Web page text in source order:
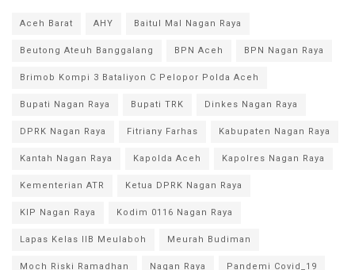
Aceh Barat AHY Baitul Mal Nagan Raya
Beutong Ateuh Banggalang BPN Aceh BPN Nagan Raya
Brimob Kompi 3 Bataliyon C Pelopor Polda Aceh
Bupati Nagan Raya Bupati TRK Dinkes Nagan Raya
DPRK Nagan Raya Fitriany Farhas Kabupaten Nagan Raya
Kantah Nagan Raya Kapolda Aceh Kapolres Nagan Raya
Kementerian ATR Ketua DPRK Nagan Raya
KIP Nagan Raya Kodim 0116 Nagan Raya
Lapas Kelas IIB Meulaboh Meurah Budiman
Moch Riski Ramadhan Nagan Raya Pandemi Covid_19